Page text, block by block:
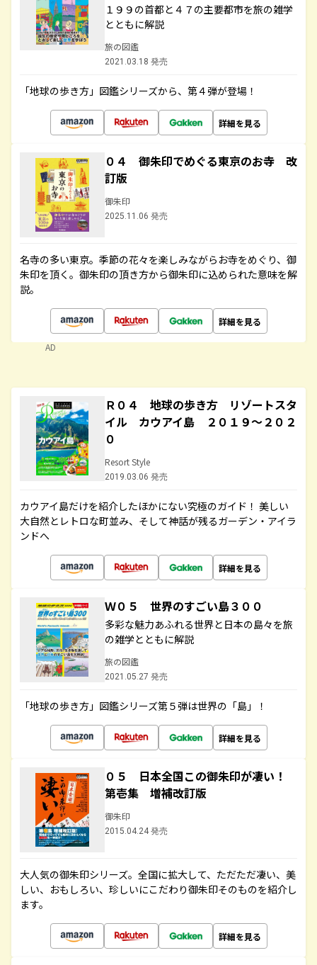
１９９の首都と４７の主要都市を旅の雑学
とともに解説
旅の図鑑
2021.03.18 発売
「地球の歩き方」図鑑シリーズから、第４弾が登場！
詳細を見る
０４ 御朱印でめぐる東京のお寺 改
訂版
御朱印
2025.11.06 発売
名寺の多い東京。季節の花々を楽しみながらお寺をめぐり、御
朱印を頂く。御朱印の頂き方から御朱印に込められた意味を解
説。
詳細を見る
AD
Ｒ０４ 地球の歩き方 リゾートスタ
イル カウアイ島 ２０１９～２０２
０
Resort Style
2019.03.06 発売
カウアイ島だけを紹介したほかにない究極のガイド！ 美しい
大自然とレトロな町並み、そして神話が残るガーデン・アイラ
ンドへ
詳細を見る
Ｗ０５ 世界のすごい島３００
多彩な魅力あふれる世界と日本の島々を旅
の雑学とともに解説
旅の図鑑
2021.05.27 発売
「地球の歩き方」図鑑シリーズ第５弾は世界の「島」！
詳細を見る
０５ 日本全国この御朱印が凄い！
第壱集 増補改訂版
御朱印
2015.04.24 発売
大人気の御朱印シリーズ。全国に拡大して、ただただ凄い、美
しい、おもしろい、珍しいにこだわり御朱印そのものを紹介し
ます。
詳細を見る